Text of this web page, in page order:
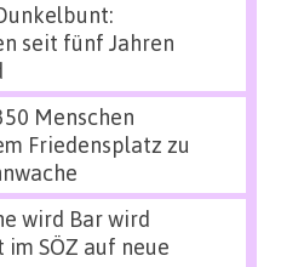
seit fünf Jahren
Menschen
Friedensplatz zu
wird Bar wird
SÖZ auf neue